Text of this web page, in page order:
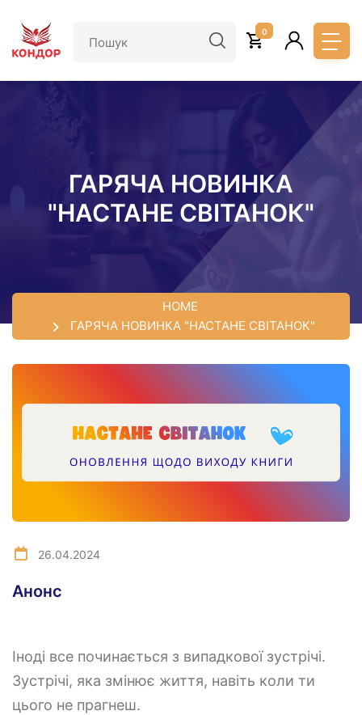
основного
вмісту
0
ГАРЯЧА НОВИНКА
"НАСТАНЕ СВІТАНОК"
HOME
ГАРЯЧА НОВИНКА "НАСТАНЕ СВІТАНОК"
26.04.2024
Анонс
Іноді все починається з випадкової зустрічі.
Зустрічі, яка змінює життя, навіть коли ти
цього не прагнеш.